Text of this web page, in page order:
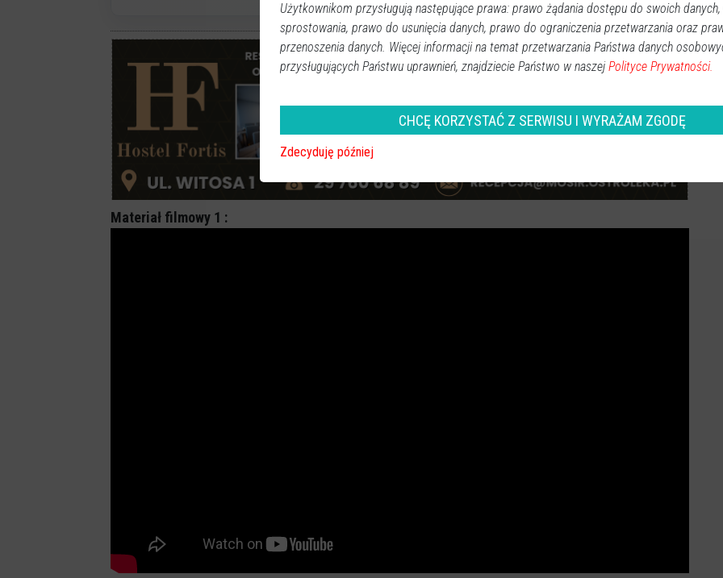
REKLAMA
Materiał filmowy 1 :
Użytkownikom przysługują następujące prawa: prawo żądania dostępu do swoich
sprostowania, prawo do usunięcia danych, prawo do ograniczenia przetwarzania oraz
przenoszenia danych. Więcej informacji na temat przetwarzania Państwa danych
przysługujących Państwu uprawnień, znajdziecie Państwo w naszej Polityce Prywatności.
CHCĘ KORZYSTAĆ Z SERWISU I WYRAŻAM ZGODĘ
Zdecyduję później